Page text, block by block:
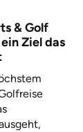
& Golf
Ziel das